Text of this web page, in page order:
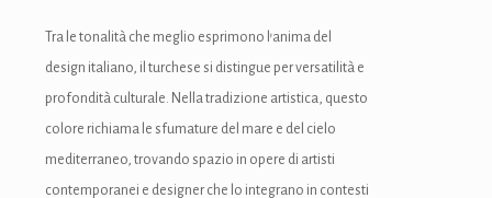
Tra le tonalità che meglio esprimono l’anima del
design italiano, il turchese si distingue per versatilità e
profondità culturale. Nella tradizione artistica, questo
colore richiama le sfumature del mare e del cielo
mediterraneo, trovando spazio in opere di artisti
contemporanei e designer che lo integrano in contesti